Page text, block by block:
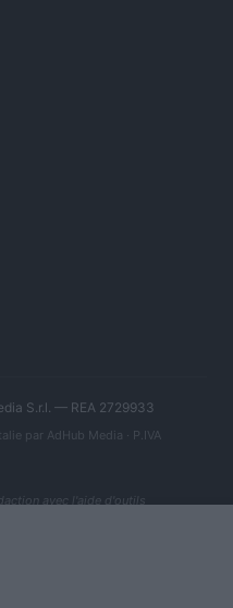
S.r.l. — REA 2729933
par AdHub Media · P.IVA
avec l'aide d'outils